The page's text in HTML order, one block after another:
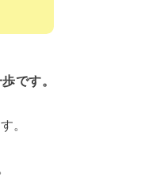
です。
。